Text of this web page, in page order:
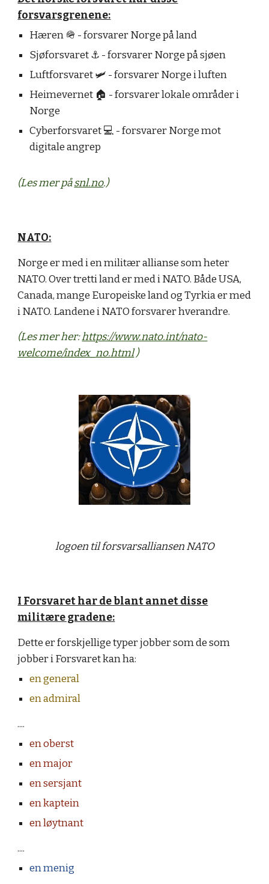
forsvarsgrenene:
Hæren 🪖 - forsvarer Norge på land
Sjøforsvaret ⚓️ - forsvarer Norge på sjøen
Luftforsvaret 🛩 - forsvarer Norge i luften
Heimevernet 🏠 - forsvarer lokale områder i
Norge
Cyberforsvaret 💻 - forsvarer Norge mot
digitale angrep
(Les mer påsnl.no.)
NATO:
Norge er med i en militær allianse som heter
NATO. Over tretti land er med i NATO. Både USA,
Canada, mange Europeiske land og Tyrkia er med
i NATO. Landene i NATO forsvarer hverandre.
(Les mer her:https://www.nato.int/nato-
welcome/index_no.html)
logoen til forsvarsalliansen NATO
I Forsvaret har de blant annet disse
militære gradene:
Dette er forskjellige typer jobber som de som
jobber i Forsvaret kan ha:
en general
en admiral
....
en oberst
en major
en sersjant
en kaptein
en løytnant
....
en menig